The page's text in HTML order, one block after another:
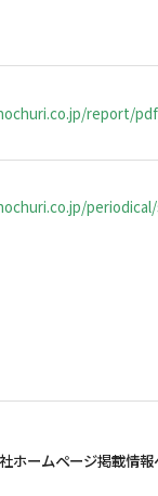
report/
ホームページ掲載情